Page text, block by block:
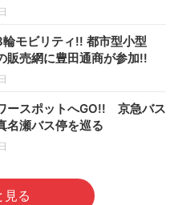
モビリティ!! 都市型小型
販売網に豊田通商が参加!!
ースポットへGO!! 京急バス
名瀬バス停を巡る
見る